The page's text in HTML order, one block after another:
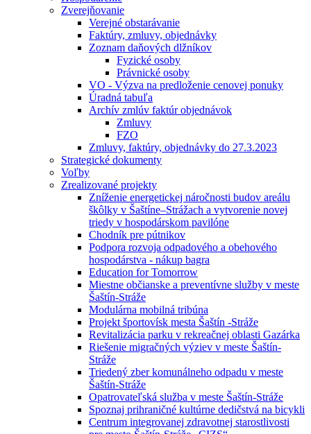
Zverejňovanie
Verejné obstarávanie
Faktúry, zmluvy, objednávky
Zoznam daňových dlžníkov
Fyzické osoby
Právnické osoby
VO - Výzva na predloženie cenovej ponuky
Úradná tabuľa
Archív zmlúv faktúr objednávok
Zmluvy
FZO
Zmluvy, faktúry, objednávky do 27.3.2023
Strategické dokumenty
Voľby
Zrealizované projekty
Zníženie energetickej náročnosti budov areálu
škôlky v Šaštíne–Strážach a vytvorenie novej
triedy v hospodárskom pavilóne
Chodník pre pútnikov
Podpora rozvoja odpadového a obehového
hospodárstva - nákup bagra
Education for Tomorrow
Miestne občianske a preventívne služby v meste
Šaštín-Stráže
Modulárna mobilná tribúna
Projekt športovísk mesta Šaštín -Stráže
Revitalizácia parku v rekreačnej oblasti Gazárka
Riešenie migračných výziev v meste Šaštín-
Stráže
Triedený zber komunálneho odpadu v meste
Šaštín-Stráže
Opatrovateľská služba v meste Šaštín-Stráže
Spoznaj prihraničné kultúrne dedičstvá na bicykli
Centrum integrovanej zdravotnej starostlivosti